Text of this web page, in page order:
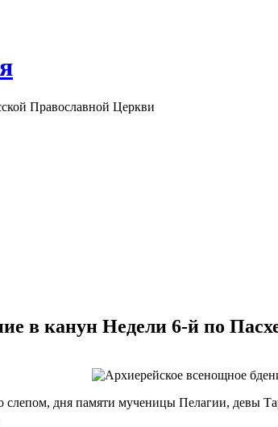
Православной Церкви
в канун Недели 6-й по
дня памяти мученицы Пелагии, девы